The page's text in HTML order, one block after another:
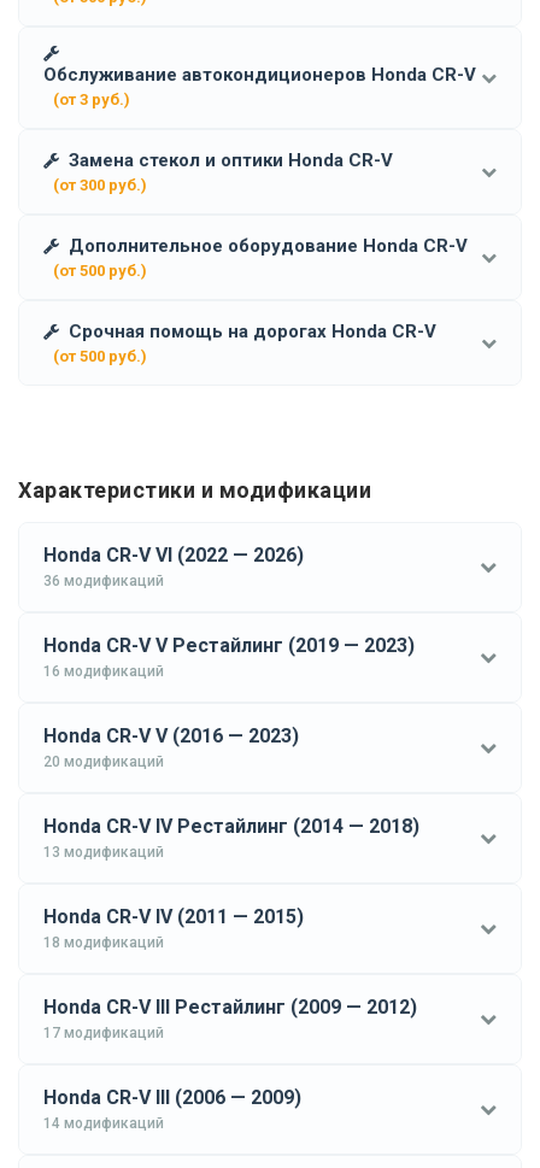
Обслуживание автокондиционеров Honda CR-V
(от 3 руб.)
Замена стекол и оптики Honda CR-V
(от 300 руб.)
Дополнительное оборудование Honda CR-V
(от 500 руб.)
Срочная помощь на дорогах Honda CR-V
(от 500 руб.)
Характеристики и модификации
Honda CR-V VI (2022 — 2026)
36 модификаций
Honda CR-V V Рестайлинг (2019 — 2023)
16 модификаций
Honda CR-V V (2016 — 2023)
20 модификаций
Honda CR-V IV Рестайлинг (2014 — 2018)
13 модификаций
Honda CR-V IV (2011 — 2015)
18 модификаций
Honda CR-V III Рестайлинг (2009 — 2012)
17 модификаций
Honda CR-V III (2006 — 2009)
14 модификаций